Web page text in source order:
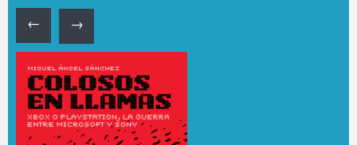
← →